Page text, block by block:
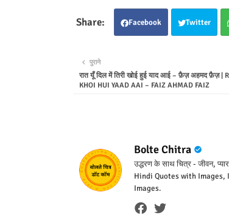
Facebook Twitter
पुराने
रात यूँ दिल में तिरी खोई हुई याद आई – फ़ैज़ अहमद फ़ैज़ |
KHOI HUI YAAD AAI – FAIZ AHMAD FAIZ
Bolte Chitra
उद्धरण के साथ चित्र - जीवन,
Hindi Quotes with
Images.